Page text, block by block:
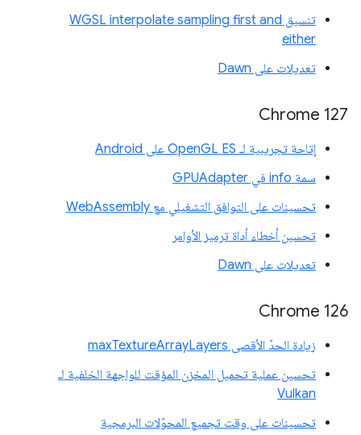
تنسيق WGSL interpolate sampling first and
either
تعديلات على Dawn
Chrome 127
إتاحة تجريبية لـ OpenGL ES على Android
سمة info في GPUAdapter
تحسينات على التوافق التشغيلي مع WebAssembly
تحسين أخطاء أداة ترميز الأوامر
تعديلات على Dawn
Chrome 126
زيادة الحدّ الأقصى maxTextureArrayLayers
تحسين عملية تحميل المخزن المؤقت للواجهة الخلفية لـ
Vulkan
تحسينات على وقت تجميع المحوّلات البرمجية